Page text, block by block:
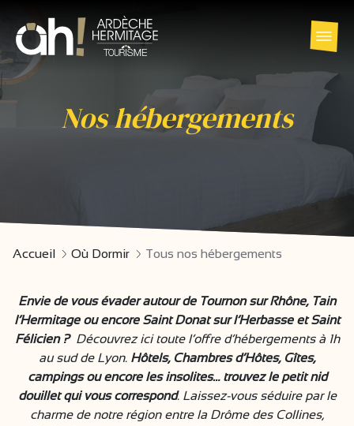
Nos hébergements
Accueil Où Dormir Tous nos hébergements
Envie de vous évader autour de Tournon sur Rhône, Tain
l’Hermitage ou encore Saint Donat sur l’Herbasse et Saint
Félicien ? Découvrez ici toute l’offre d’hébergements à 1h
au sud de Lyon. Hôtels, Chambres d’Hôtes, Gîtes,
campings ou encore les insolites… trouvez le petit nid
douillet qui vous correspond. Laissez-vous séduire par le
charme de notre région entre la Drôme des Collines,